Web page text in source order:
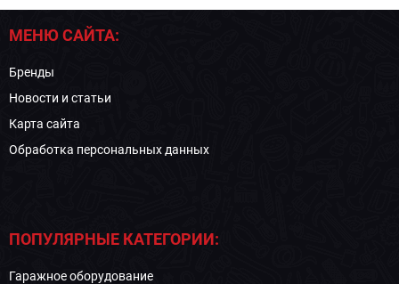
МЕНЮ САЙТА:
Бренды
Новости и статьи
Карта сайта
Обработка персональных данных
ПОПУЛЯРНЫЕ КАТЕГОРИИ:
Гаражное оборудование